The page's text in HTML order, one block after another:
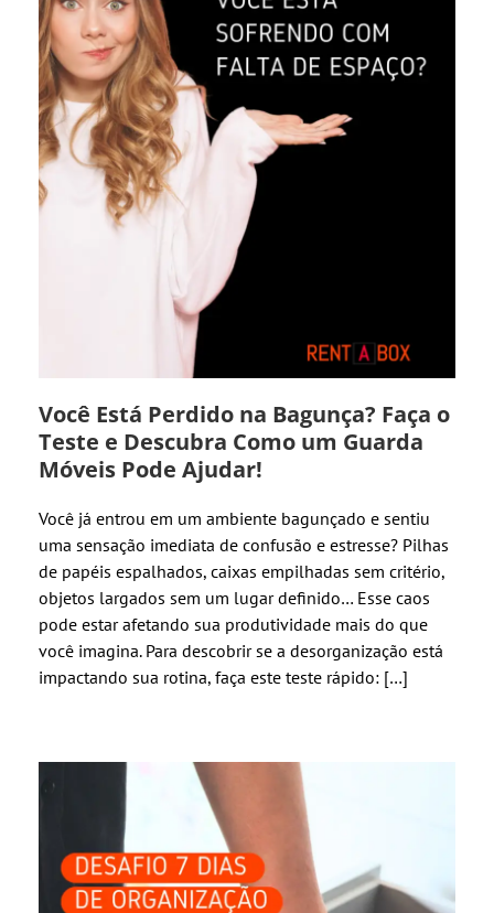
Você Está Perdido na Bagunça? Faça o
Teste e Descubra Como um Guarda
Móveis Pode Ajudar!
Você já entrou em um ambiente bagunçado e sentiu
uma sensação imediata de confusão e estresse? Pilhas
de papéis espalhados, caixas empilhadas sem critério,
objetos largados sem um lugar definido… Esse caos
pode estar afetando sua produtividade mais do que
você imagina. Para descobrir se a desorganização está
impactando sua rotina, faça este teste rápido: […]